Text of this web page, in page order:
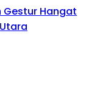
Gestur Hangat